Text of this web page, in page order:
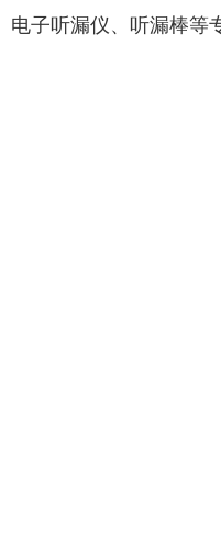
电子听漏仪、听漏棒等